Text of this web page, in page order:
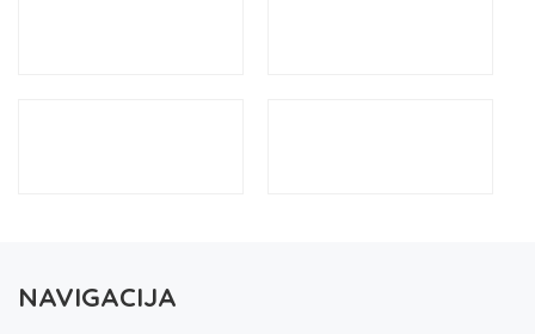
NAVIGACIJA